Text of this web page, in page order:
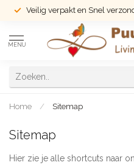
Veilig verpakt en Snel
MENU
Home / Sitemap
Sitemap
Hier zie je alle shortcuts naar